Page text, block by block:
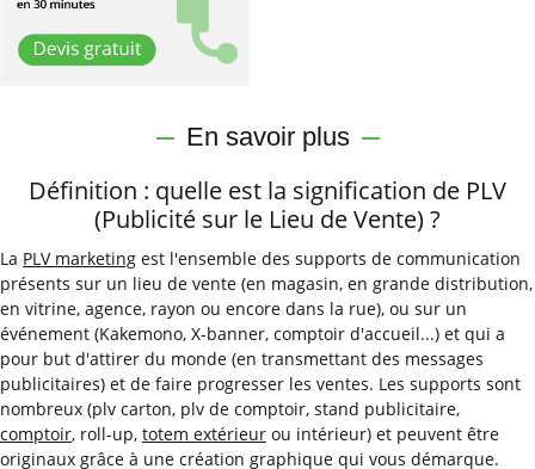
En savoir plus
Définition : quelle est la signification de PLV
(Publicité sur le Lieu de Vente) ?
La PLV marketing est l'ensemble des supports de communication
présents sur un lieu de vente (en magasin, en grande distribution,
en vitrine, agence, rayon ou encore dans la rue), ou sur un
événement (Kakemono, X-banner, comptoir d'accueil...) et qui a
pour but d'attirer du monde (en transmettant des messages
publicitaires) et de faire progresser les ventes. Les supports sont
nombreux (plv carton, plv de comptoir, stand publicitaire,
comptoir, roll-up, totem extérieur ou intérieur) et peuvent être
originaux grâce à une création graphique qui vous démarque.